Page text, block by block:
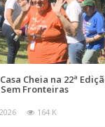
Cheia na 22ª
Sem Fronteiras
164 K